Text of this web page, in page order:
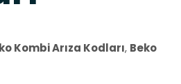
Kombi Arıza Kodları, Beko